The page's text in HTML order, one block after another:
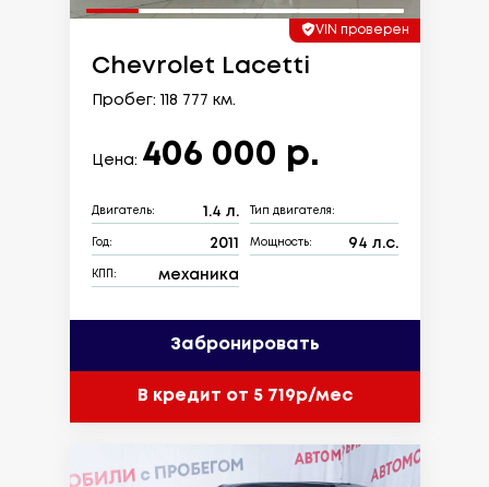
VIN проверен
Chevrolet Lacetti
Пробег: 118 777 км.
Цена: 406 000 р.
Двигатель: 1.4 л. Тип двигателя:
Год: 2011 Мощность: 94 л.с.
КПП: механика
Забронировать
В кредит от 5 719р/мес